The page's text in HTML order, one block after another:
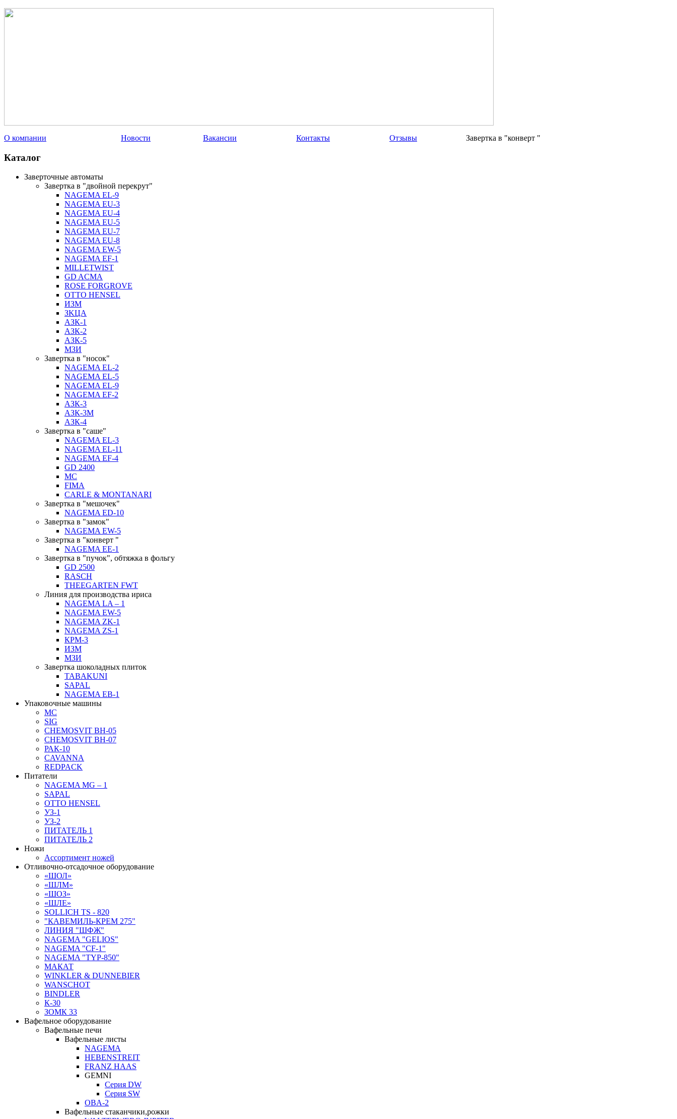
О компании Новости Вакансии Контакты Отзывы Завертка в "конверт "
Каталог
Заверточные автоматы
Завертка в "двойной перекрут"
NAGEMA EL-9
NAGEMA EU-3
NAGEMA EU-4
NAGEMA EU-5
NAGEMA EU-7
NAGEMA EU-8
NAGEMA EW-5
NAGEMA EF-1
MILLETWIST
GD ACMA
ROSE FORGROVE
OTTO HENSEL
ИЗМ
ЗKЦA
АЗК-1
АЗК-2
АЗК-5
МЗИ
Завертка в "носок"
NAGEMA EL-2
NAGEMA EL-5
NAGEMA EL-9
NAGEMA EF-2
АЗК-3
АЗК-3М
АЗК-4
Завертка в "саше"
NAGEMA EL-3
NAGEMA EL-11
NAGEMA EF-4
GD 2400
MC
FIMA
CARLE & MONTANARI
Завертка в "мешочек"
NAGEMA ED-10
Завертка в "замок"
NAGEMA EW-5
Завертка в "конверт "
NAGEMA EE-1
Завертка в "пучок", обтяжка в фольгу
GD 2500
RASCH
THEEGARTEN FWT
Линия для производства ириса
NAGEMA LA – 1
NAGEMA EW-5
NAGEMA ZK-1
NAGEMA ZS-1
КРМ-3
ИЗМ
МЗИ
Завертка шоколадных плиток
TABAKUNI
SAPAL
NAGEMA EB-1
Упаковочные машины
MC
SIG
CHEMOSVIT BH-05
CHEMOSVIT BH-07
РАК-10
CAVANNA
REDPACK
Питатели
NAGEMA MG – 1
SAPAL
OTTO HENSEL
УЗ-1
УЗ-2
ПИТАТЕЛЬ 1
ПИТАТЕЛЬ 2
Ножи
Ассортимент ножей
Отливочно-отсадочное оборудование
«ШОЛ»
«ШЛМ»
«ШОЗ»
«ШЛЕ»
SOLLICH TS - 820
"КАВЕМИЛЬ-КРЕМ 275"
ЛИНИЯ "ШФЖ"
NAGEMA "GELIOS"
NAGEMA "CF-1"
NAGEMA "TYP-850"
МАКАТ
WINKLER & DUNNEBIER
WANSCHOT
BINDLER
К-30
ЗОМК 33
Вафельное оборудование
Вафельные печи
Вафельные листы
NAGEMA
HEBENSTREIT
FRANZ HAAS
GEMNI
Серия DW
Серия SW
OBA-2
Вафельные стаканчики,рожки